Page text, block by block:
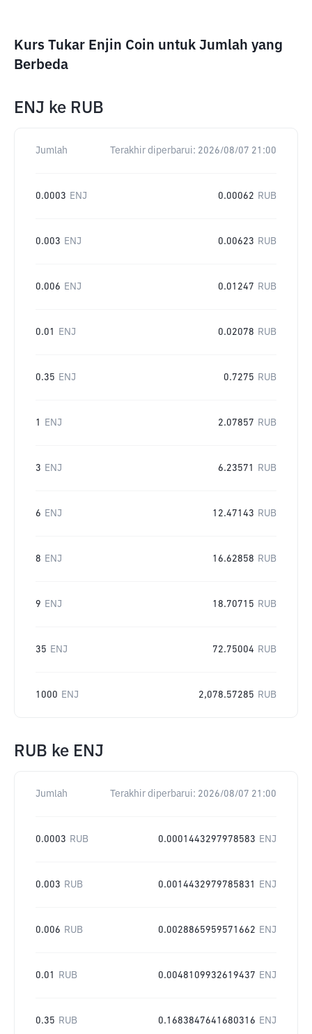
Kurs Tukar Enjin Coin untuk Jumlah yang
Berbeda
ENJ ke RUB
Jumlah Terakhir diperbarui: 2026/08/07 21:00
0.0003 ENJ 0.00062 RUB
0.003 ENJ 0.00623 RUB
0.006 ENJ 0.01247 RUB
0.01 ENJ 0.02078 RUB
0.35 ENJ 0.7275 RUB
1 ENJ 2.07857 RUB
3 ENJ 6.23571 RUB
6 ENJ 12.47143 RUB
8 ENJ 16.62858 RUB
9 ENJ 18.70715 RUB
35 ENJ 72.75004 RUB
1000 ENJ 2,078.57285 RUB
RUB ke ENJ
Jumlah Terakhir diperbarui: 2026/08/07 21:00
0.0003 RUB 0.0001443297978583 ENJ
0.003 RUB 0.0014432979785831 ENJ
0.006 RUB 0.0028865959571662 ENJ
0.01 RUB 0.0048109932619437 ENJ
0.35 RUB 0.1683847641680316 ENJ